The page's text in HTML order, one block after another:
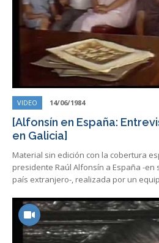
VIDEO 14/06/1984
[Alfonsín en España:
en Galicia]
Material sin edición con la cobertura
presidente Raúl Alfonsín a España -en
país extranjero-, realizada por un